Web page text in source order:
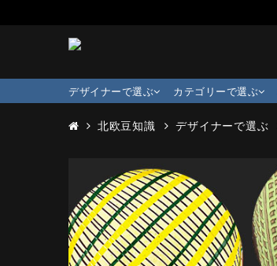
デザイナーで選ぶ カテゴリーで選ぶ
北欧豆知識 デザイナーで選ぶ